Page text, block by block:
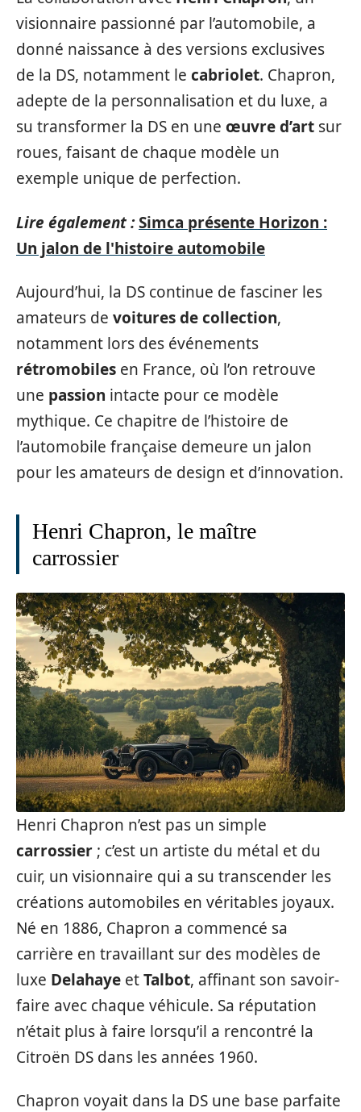
visionnaire passionné par l’automobile, a
donné naissance à des versions exclusives
de la DS, notamment le cabriolet. Chapron,
adepte de la personnalisation et du luxe, a
su transformer la DS en une œuvre d’art sur
roues, faisant de chaque modèle un
exemple unique de perfection.
Lire également :Simca présente Horizon :
Un jalon de l'histoire automobile
Aujourd’hui, la DS continue de fasciner les
amateurs de voitures de collection,
notamment lors des événements
rétromobiles en France, où l’on retrouve
une passion intacte pour ce modèle
mythique. Ce chapitre de l’histoire de
l’automobile française demeure un jalon
pour les amateurs de design et d’innovation.
Henri Chapron, le maître
carrossier
Henri Chapron n’est pas un simple
carrossier ; c’est un artiste du métal et du
cuir, un visionnaire qui a su transcender les
créations automobiles en véritables joyaux.
Né en 1886, Chapron a commencé sa
carrière en travaillant sur des modèles de
luxe Delahaye etTalbot, affinant son savoir-
faire avec chaque véhicule. Sa réputation
n’était plus à faire lorsqu’il a rencontré la
Citroën DS dans les années 1960.
Chapron voyait dans la DS une base parfaite